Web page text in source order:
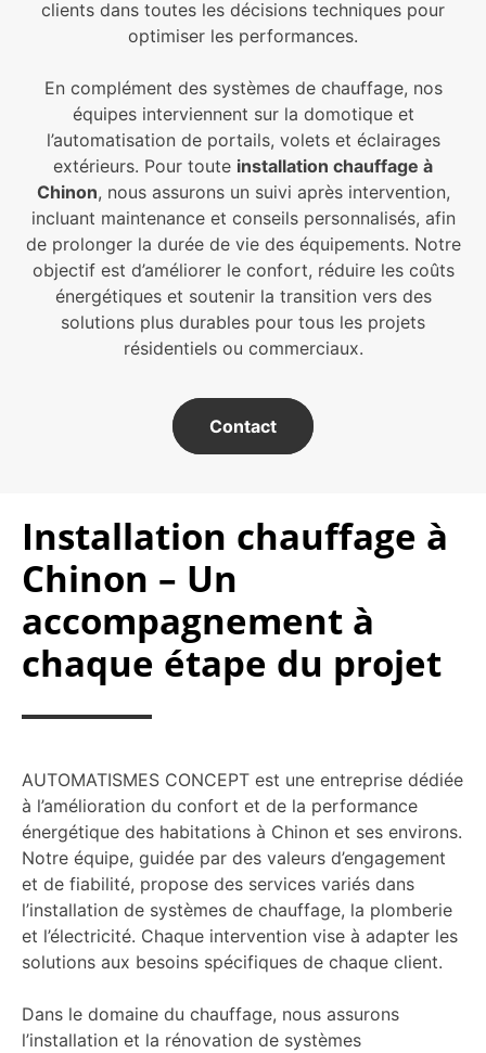
clients dans toutes les décisions techniques pour
optimiser les performances.
En complément des systèmes de chauffage, nos
équipes interviennent sur la domotique et
l’automatisation de portails, volets et éclairages
extérieurs. Pour toute installation chauffage à
Chinon, nous assurons un suivi après intervention,
incluant maintenance et conseils personnalisés, afin
de prolonger la durée de vie des équipements. Notre
objectif est d’améliorer le confort, réduire les coûts
énergétiques et soutenir la transition vers des
solutions plus durables pour tous les projets
résidentiels ou commerciaux.
Contact
Installation chauffage à
Chinon – Un
accompagnement à
chaque étape du projet
AUTOMATISMES CONCEPT est une entreprise dédiée
à l’amélioration du confort et de la performance
énergétique des habitations à Chinon et ses environs.
Notre équipe, guidée par des valeurs d’engagement
et de fiabilité, propose des services variés dans
l’installation de systèmes de chauffage, la plomberie
et l’électricité. Chaque intervention vise à adapter les
solutions aux besoins spécifiques de chaque client.
Dans le domaine du chauffage, nous assurons
l’installation et la rénovation de systèmes